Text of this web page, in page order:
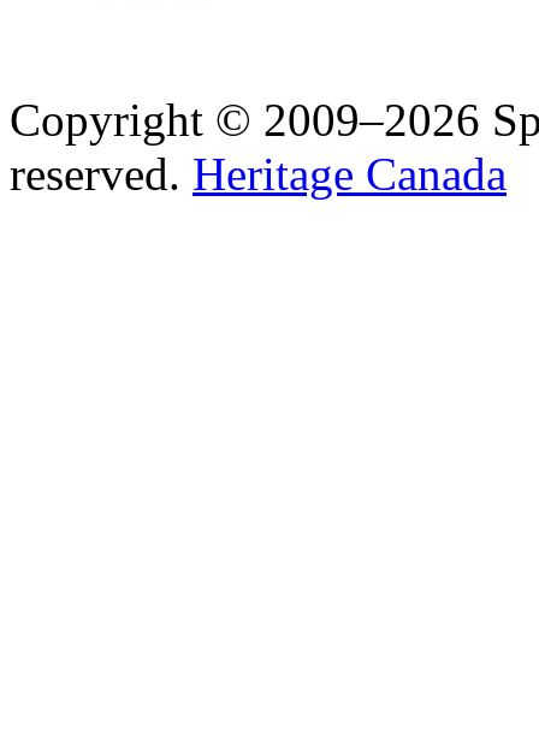
Copyright © 2009–2026
reserved. Heritage Canada